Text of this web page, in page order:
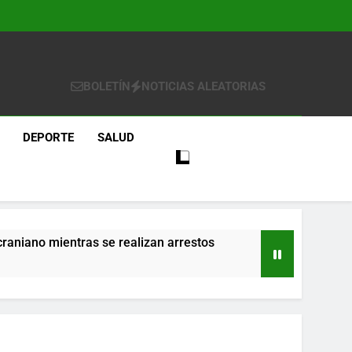
BOLETÍN NOTICIAS ALEATORIAS
DEPORTE SALUD
mientras se realizan arrestos